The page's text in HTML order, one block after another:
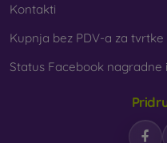
Kontakti
Kupnja bez PDV-a za tvrtke
Status Facebook nagradne